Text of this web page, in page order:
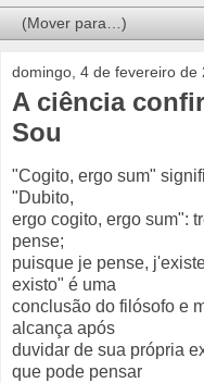
domingo, 4 de fevereiro de
A ciência
Sou
"Cogito, ergo sum"
"Dubito,
ergo cogito, ergo sum":
pense;
puisque je pense,
existo" é uma
conclusão do filósofo e
alcança após
duvidar de sua própria
que pode pensar